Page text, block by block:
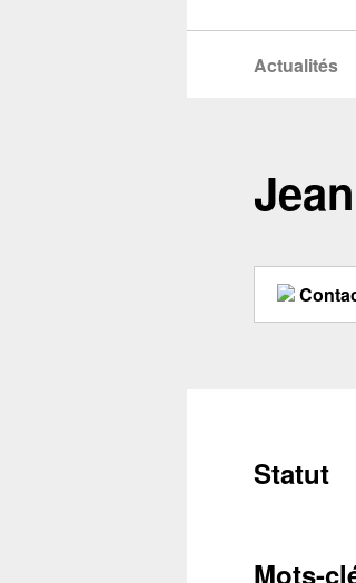
Actualités
Statut
Mots-